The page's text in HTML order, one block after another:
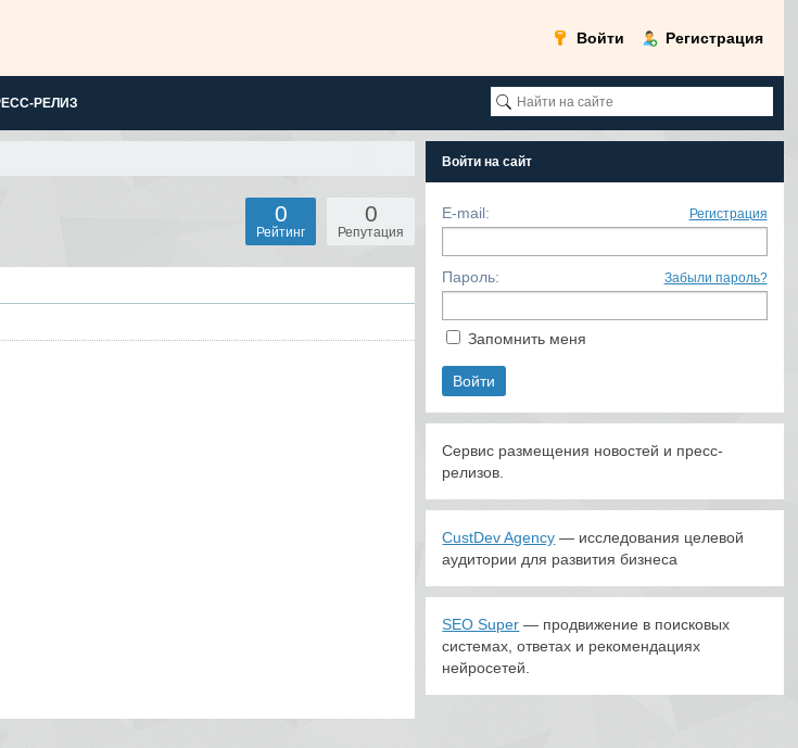
Войти Регистрация
РЕЛИЗ
0
Репутация
0
Рейтинг
Войти на сайт
E-mail: Регистрация
Пароль: Забыли пароль?
Запомнить меня
Сервис размещения новостей и пресс-
релизов.
CustDev Agency — исследования целевой
аудитории для развития бизнеса
SEO Super — продвижение в поисковых
системах, ответах и рекомендациях
нейросетей.